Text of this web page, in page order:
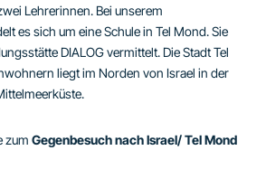
Lehrerinnen. Bei unserem
es sich um eine Schule in Tel Mond. Sie
DIALOG vermittelt. Die Stadt Tel
liegt im Norden von Israel in der
zum Gegenbesuch nach Israel/ Tel Mond